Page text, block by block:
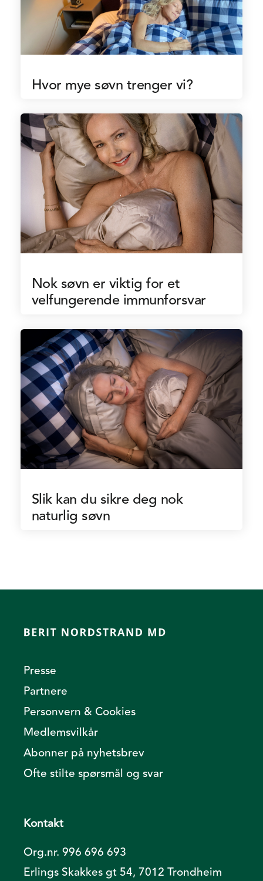
Hvor mye søvn trenger vi?
Nok søvn er viktig for et
velfungerende immunforsvar
Slik kan du sikre deg nok
naturlig søvn
Presse
Partnere
Personvern & Cookies
Medlemsvilkår
Abonner på nyhetsbrev
Ofte stilte spørsmål og svar
Kontakt
Org.nr. 996 696 693
Erlings Skakkes gt 54, 7012 Trondheim